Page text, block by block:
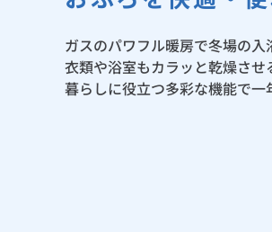
ガスのパワフル暖房で冬場の入
衣類や浴室もカラッと乾燥させ
暮らしに役立つ多彩な機能で一